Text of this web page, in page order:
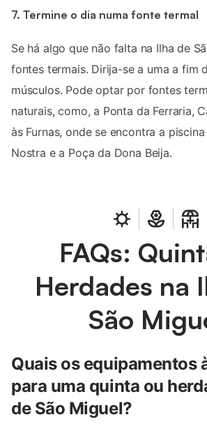
7. Termine o dia numa fonte termal
Se há algo que não falta na Ilha de
fontes termais. Dirija-se a uma a fim
músculos. Pode optar por fontes
naturais, como, a Ponta da Ferraria,
às Furnas, onde se encontra a
Nostra e a Poça da Dona Beija.
FAQs:
Herdades na
São
Quais os equipamentos
para uma quinta ou
de São Miguel?